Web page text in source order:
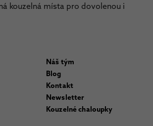
kouzelná místa pro dovolenou i
Náš tým
Blog
Kontakt
Newsletter
Kouzelné chaloupky